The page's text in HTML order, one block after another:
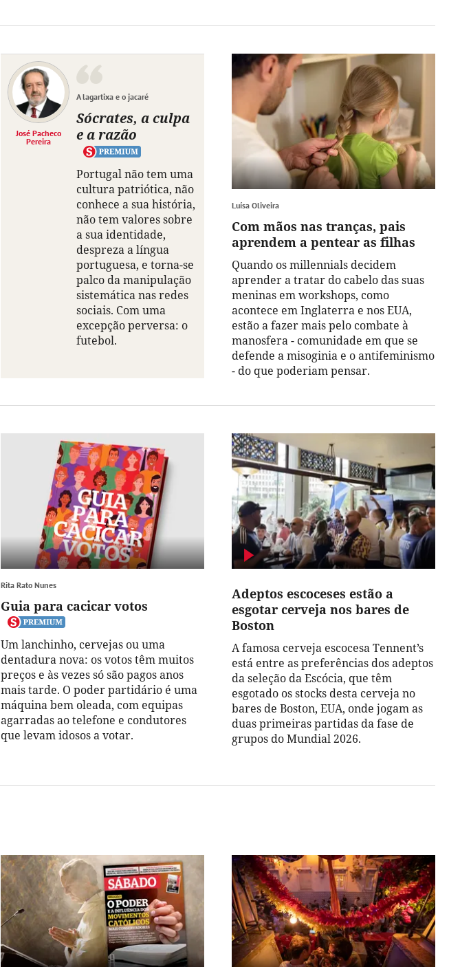
José Pacheco
Pereira
A lagartixa e o jacaré
Sócrates, a culpa
e a razão
Portugal não tem uma
cultura patriótica, não
conhece a sua história,
não tem valores sobre
a sua identidade,
despreza a língua
portuguesa, e torna-se
palco da manipulação
sistemática nas redes
sociais. Com uma
excepção perversa: o
futebol.
Luísa Oliveira
Com mãos nas tranças, pais
aprendem a pentear as filhas
Quando os millennials decidem
aprender a tratar do cabelo das suas
meninas em workshops, como
acontece em Inglaterra e nos EUA,
estão a fazer mais pelo combate à
manosfera - comunidade em que se
defende a misoginia e o antifeminismo
- do que poderiam pensar.
Rita Rato Nunes
Guia para cacicar votos
Um lanchinho, cervejas ou uma
dentadura nova: os votos têm muitos
preços e às vezes só são pagos anos
mais tarde. O poder partidário é uma
máquina bem oleada, com equipas
agarradas ao telefone e condutores
que levam idosos a votar.
Adeptos escoceses estão a
esgotar cerveja nos bares de
Boston
A famosa cerveja escocesa Tennent’s
está entre as preferências dos adeptos
da seleção da Escócia, que têm
esgotado os stocks desta cerveja no
bares de Boston, EUA, onde jogam as
duas primeiras partidas da fase de
grupos do Mundial 2026.